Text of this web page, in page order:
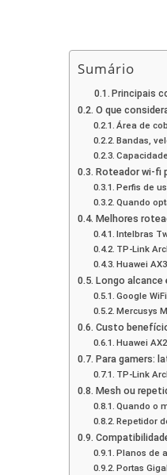
Sumário
Principais
O que
Área de
Bandas,
Roteador wi-fi
Perfis de
Quando
Melhores
Intelbras
TP‑Link
Huawei
Longo alcance
Google
Mercusys
Custo
Huawei
Para gamers:
TP‑Link
Mesh ou
Quando o
Repetidor
Planos de
Portas